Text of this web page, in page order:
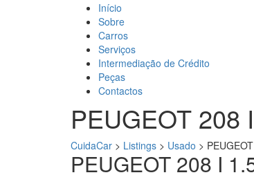
Início
Sobre
Carros
Serviços
Intermediação de Crédito
Peças
Contactos
PEUGEOT 208
CuidaCar > Listings > Usado >
PEUGEOT 208 I